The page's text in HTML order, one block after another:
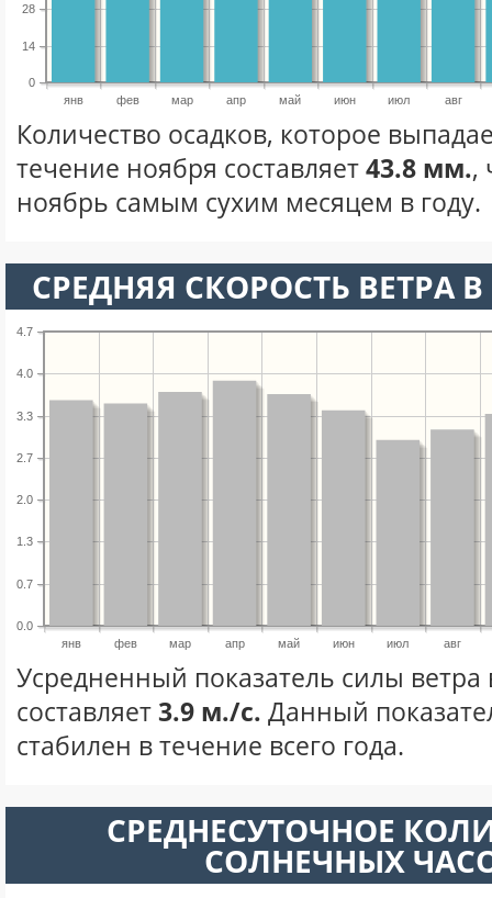
янв фев мар апр май июн июл авг
0
14
28
Количество осадков, которое
течение ноября составляет43.8 мм.,
ноябрь самым сухим месяцем в году.
СРЕДНЯЯ СКОРОСТЬ ВЕТРА
янв фев мар апр май июн июл авг
0.0
0.7
1.3
2.0
2.7
3.3
4.0
4.7
Усредненный показатель силы ветра
составляет3.9 м./с. Данный
стабилен в течение всего года.
СРЕДНЕСУТОЧНОЕ
СОЛНЕЧНЫХ